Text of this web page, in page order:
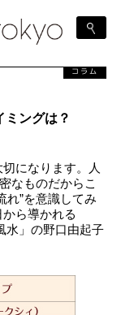
コラム
ミングは？
になります。人
なものだからこ
れ”を意識してみ
ら導かれる
水」の野口由起子